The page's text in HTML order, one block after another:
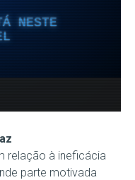
relação à ineficácia
parte motivada